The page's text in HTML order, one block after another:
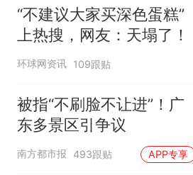
“不建议大家买深色蛋糕”
上热搜，网友：天塌了！
环球网资讯 109跟贴
被指“不刷脸不让进”！广
东多景区引争议
南方都市报 493跟贴 APP专享